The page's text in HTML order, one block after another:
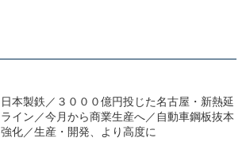
日本製鉄／３０００億円投じた名古屋・新熱延
ライン／今月から商業生産へ／自動車鋼板抜本
強化／生産・開発、より高度に